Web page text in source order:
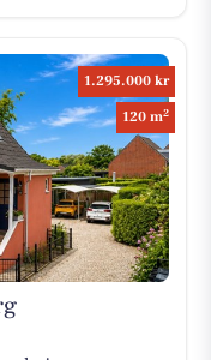
1.295.000 kr
120 m2